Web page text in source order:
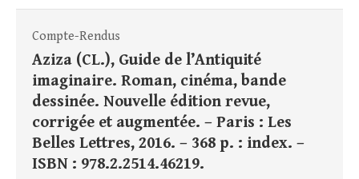
Compte-Rendus
Aziza (CL.), Guide de l’Antiquité
imaginaire. Roman, cinéma, bande
dessinée. Nouvelle édition revue,
corrigée et augmentée. – Paris : Les
Belles Lettres, 2016. – 368 p. : index. –
ISBN : 978.2.2514.46219.